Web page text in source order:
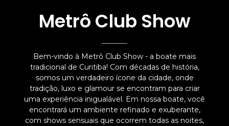
Metrô Club Show
Bem-vindo à Metrô Club Show - a boate mais
tradicional de Curitiba! Com décadas de história,
somos um verdadeiro ícone da cidade, onde
tradição, luxo e glamour se encontram para criar
uma experiência inigualável. Em nossa boate, você
encontrará um ambiente refinado e exuberante,
com shows sensuais que ocorrem todas as noites,